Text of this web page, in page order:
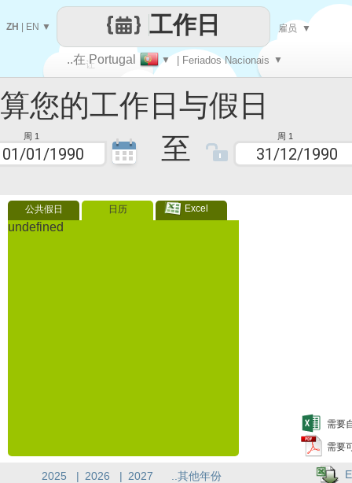
工作日与假日
周 1 至 周 1
公共假日 日历 Excel
undefined
需要
需要
让
每一天
..在 Portugal ▼ | Feriados Nacionais ▼
工作日
ZH EN ▼ 雇员 ▼
2025 | 2026 | 2027 ..其他年份